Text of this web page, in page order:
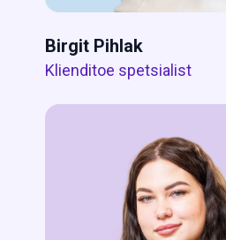
Birgit Pihlak
Klienditoe spetsialist